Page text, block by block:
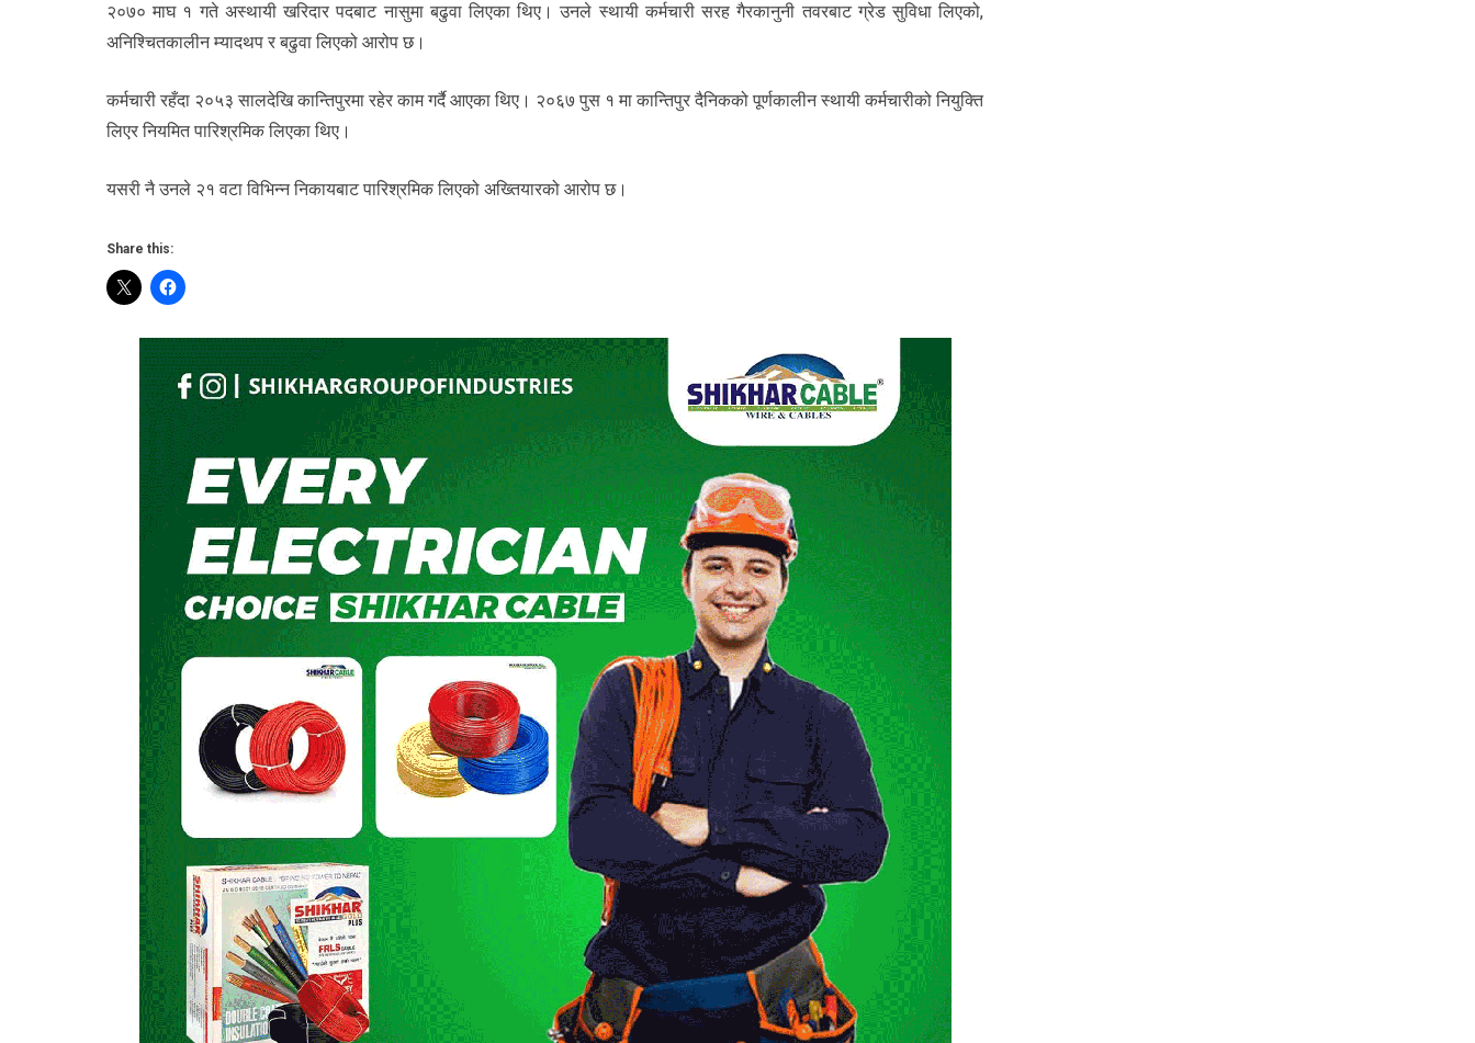
२०७० माघ १ गते अस्थायी खरिदार पदबाट नासुमा बढुवा लिएका थिए। उनले स्थायी कर्मचारी सरह गैरकानुनी तवरबाट ग्रेड सुविधा लिएको,
अनिश्चितकालीन म्यादथप र बढुवा लिएको आरोप छ।
कर्मचारी रहँदा २०५३ सालदेखि कान्तिपुरमा रहेर काम गर्दै आएका थिए। २०६७ पुस १ मा कान्तिपुर दैनिकको पूर्णकालीन स्थायी कर्मचारीको नियुक्ति
लिएर नियमित पारिश्रमिक लिएका थिए।
यसरी नै उनले २१ वटा विभिन्न निकायबाट पारिश्रमिक लिएको अख्तियारको आरोप छ।
Share this: